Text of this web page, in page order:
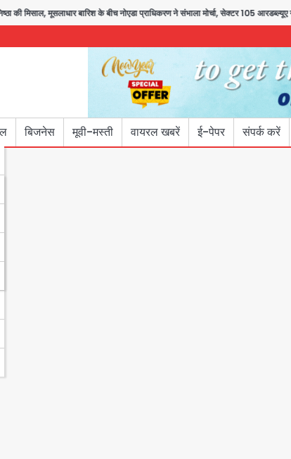
मूसलाधार बारिश के बीच नोएडा प्राधिकरण ने संभाला मोर्चा, सेक्टर 105 आरडब्ल्यूए ने
बिजनेस मूवी-मस्ती वायरल खबरें ई-पेपर संपर्क करें